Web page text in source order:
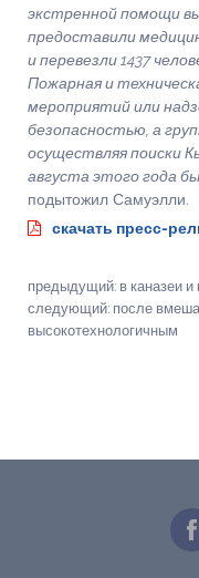
экстренной помощи
предоставили
и перевезли 1437
Пожарная и
мероприятий или
безопасностью, а
осуществляя поиски
августа этого года
подытожил Самуэлли.
скачать пресс-
предыдущий: в каназеи
следующий: после
высокотехнологичным